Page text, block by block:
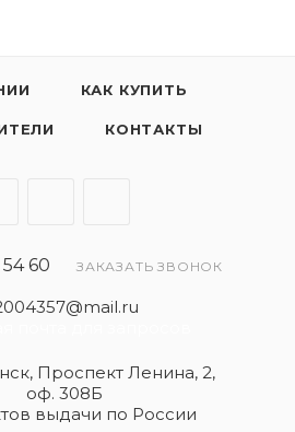
КАК КУПИТЬ
КОНТАКТЫ
60 ЗАКАЗАТЬ ЗВОНОК
Проспект Ленина, 2,
оф. 308Б
выдачи по России